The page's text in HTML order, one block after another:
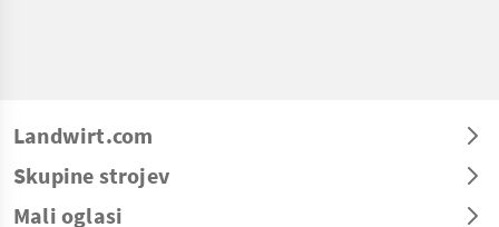
Landwirt.com
Skupine strojev
Mali oglasi